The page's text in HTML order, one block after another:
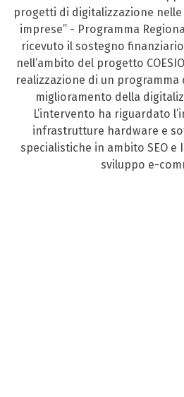
progetti di digitalizzazione
imprese” - Programma
ricevuto il sostegno finanziario
nell’ambito del progetto
realizzazione di un
miglioramento della
L’intervento ha riguardato
infrastrutture hardware e
specialistiche in ambito SEO e
sviluppo e-